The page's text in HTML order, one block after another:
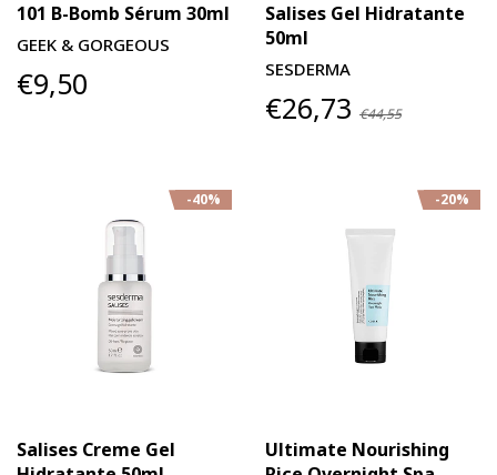
101 B-Bomb Sérum 30ml
GEEK & GORGEOUS
€9,50
Salises Gel Hidratante
50ml
SESDERMA
€26,73 €44,55
-40%
Salises Creme Gel
-20%
Ultimate Nourishing